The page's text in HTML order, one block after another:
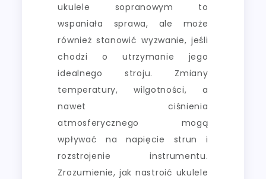
ukulele sopranowym to
wspaniała sprawa, ale może
również stanowić wyzwanie, jeśli
chodzi o utrzymanie jego
idealnego stroju. Zmiany
temperatury, wilgotności, a
nawet ciśnienia
atmosferycznego mogą
wpływać na napięcie strun i
rozstrojenie instrumentu.
Zrozumienie, jak nastroić ukulele